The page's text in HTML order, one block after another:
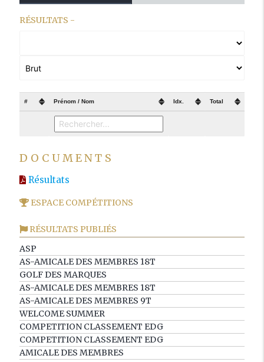
RÉSULTATS -
# Prénom / Nom Idx. Total
DOCUMENTS
Résultats
ESPACE COMPÉTITIONS
RÉSULTATS PUBLIÉS
ASP
AS-AMICALE DES MEMBRES 18T
GOLF DES MARQUES
AS-AMICALE DES MEMBRES 18T
AS-AMICALE DES MEMBRES 9T
WELCOME SUMMER
COMPETITION CLASSEMENT EDG
COMPETITION CLASSEMENT EDG
AMICALE DES MEMBRES